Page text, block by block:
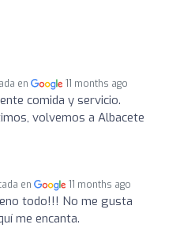
en 11 months ago
comida y servicio.
volvemos a Albacete
en 11 months ago
todo!!! No me gusta
me encanta.